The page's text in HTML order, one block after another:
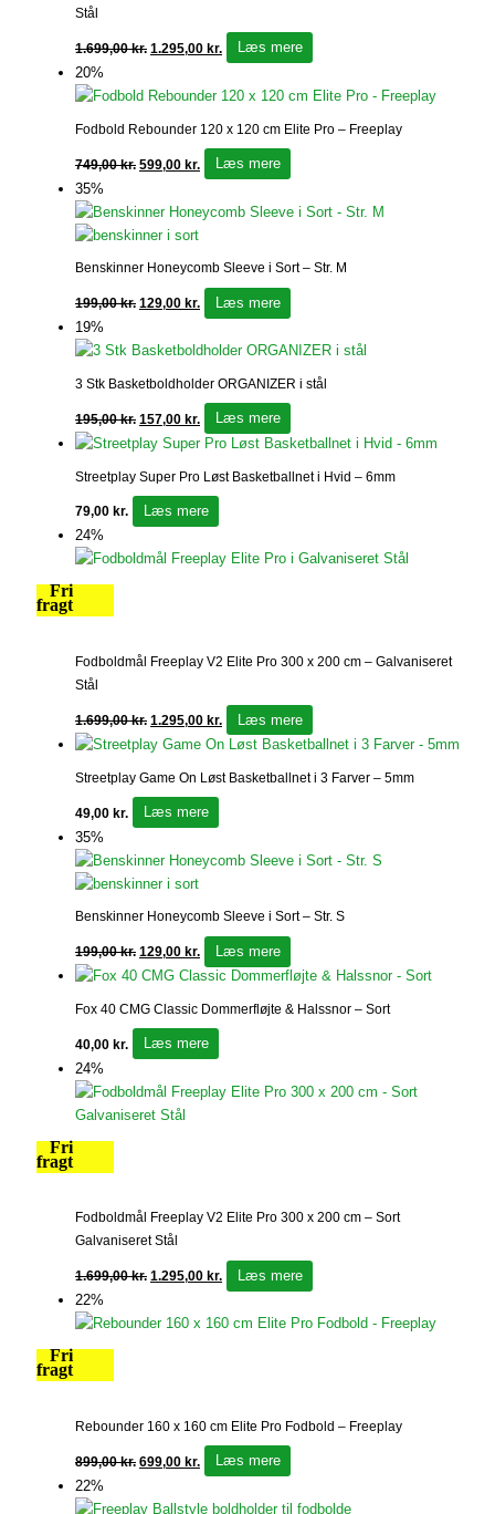
Stål
1.699,00kr. 1.295,00 kr.
Læs mere
20%
Fodbold Rebounder 120 x 120 cm Elite Pro – Freeplay
749,00kr. 599,00 kr.
Læs mere
35%
Benskinner Honeycomb Sleeve i Sort – Str. M
199,00kr. 129,00 kr.
Læs mere
19%
3 Stk Basketboldholder ORGANIZER i stål
195,00kr. 157,00 kr. Læs mere
Streetplay Super Pro Løst Basketballnet i Hvid – 6mm
79,00 kr.
Læs mere
24%
Fri
fragt
Fodboldmål Freeplay V2 Elite Pro 300 x 200 cm – Galvaniseret
Stål
1.699,00kr. 1.295,00 kr. Læs mere
Streetplay Game On Løst Basketballnet i 3 Farver – 5mm
49,00 kr.
Læs mere
35%
Benskinner Honeycomb Sleeve i Sort – Str. S
199,00kr. 129,00 kr. Læs mere
Fox 40 CMG Classic Dommerfløjte & Halssnor – Sort
40,00 kr.
Læs mere
24%
Fri
fragt
Fodboldmål Freeplay V2 Elite Pro 300 x 200 cm – Sort
Galvaniseret Stål
1.699,00kr. 1.295,00 kr.
Læs mere
22%
Fri
fragt
Rebounder 160 x 160 cm Elite Pro Fodbold – Freeplay
899,00kr. 699,00 kr.
Læs mere
22%